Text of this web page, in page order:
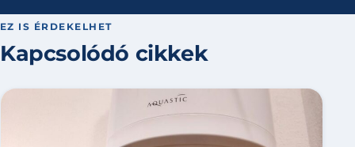
EZ IS ÉRDEKELHET
Kapcsolódó cikkek